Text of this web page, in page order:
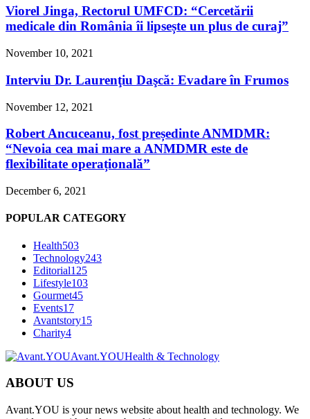
Viorel Jinga, Rectorul UMFCD: “Cercetării
medicale din România îi lipsește un plus de curaj”
November 10, 2021
Interviu Dr. Laurenţiu Daşcă: Evadare în Frumos
November 12, 2021
Robert Ancuceanu, fost președinte ANMDMR:
“Nevoia cea mai mare a ANMDMR este de
flexibilitate operațională”
December 6, 2021
POPULAR CATEGORY
Health503
Technology243
Editorial125
Lifestyle103
Gourmet45
Events17
Avantstory15
Charity4
Avant.YOUHealth & Technology
ABOUT US
Avant.YOU is your news website about health and technology. We